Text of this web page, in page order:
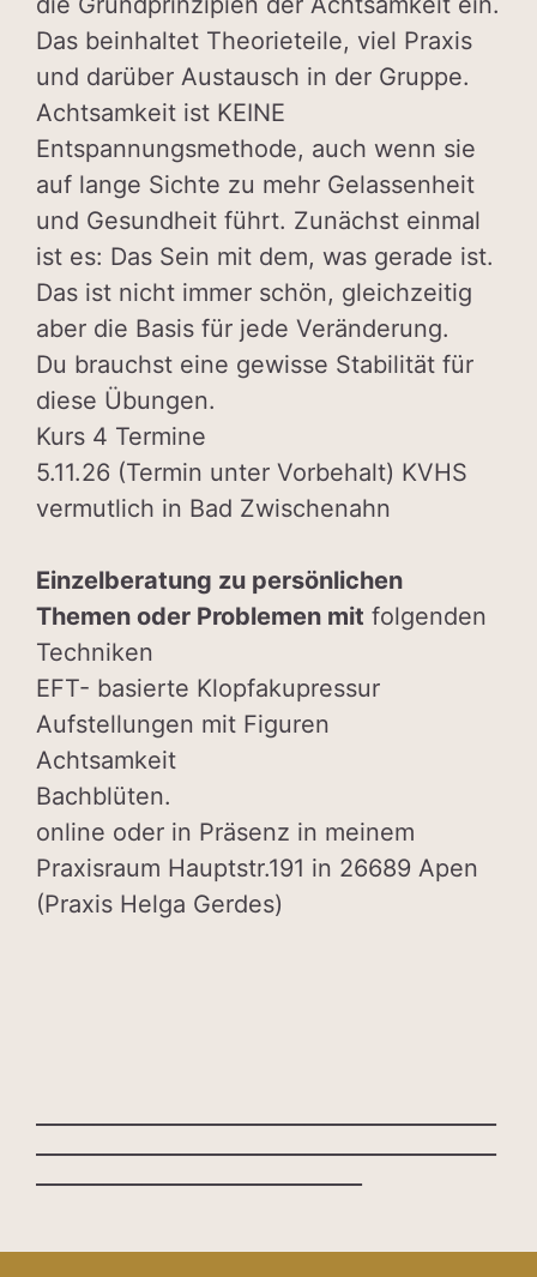
Das beinhaltet Theorieteile, viel Praxis
und darüber Austausch in der Gruppe.
Achtsamkeit ist KEINE
Entspannungsmethode, auch wenn sie
auf lange Sichte zu mehr Gelassenheit
und Gesundheit führt. Zunächst einmal
ist es: Das Sein mit dem, was gerade ist.
Das ist nicht immer schön, gleichzeitig
aber die Basis für jede Veränderung.
Du brauchst eine gewisse Stabilität für
diese Übungen.
Kurs 4 Termine
5.11.26 (Termin unter Vorbehalt) KVHS
vermutlich in Bad Zwischenahn
Einzelberatung zu persönlichen
Themen oder Problemen mit folgenden
Techniken
EFT- basierte Klopfakupressur
Aufstellungen mit Figuren
Achtsamkeit
Bachblüten.
online oder in Präsenz in meinem
Praxisraum Hauptstr.191 in 26689 Apen
(Praxis Helga Gerdes)